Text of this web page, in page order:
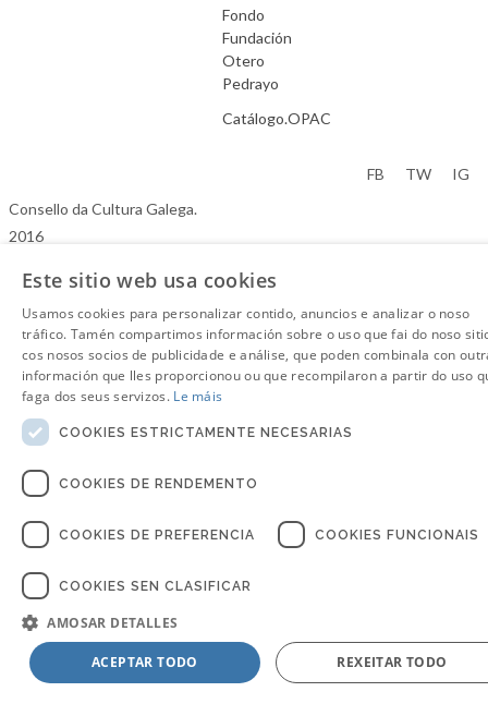
Fondo
Fundación
Otero
Pedrayo
Catálogo.OPAC
Consello da Cultura Galega.
2016
FB TW IG
Este sitio web usa cookies
Usamos cookies para personalizar contido, anuncios e analizar o noso
tráfico. Tamén compartimos información sobre o uso que fai do noso
cos nosos socios de publicidade e análise, que poden combinala con
información que lles proporcionou ou que recompilaron a partir do uso
faga dos seus servizos. Le máis
COOKIES ESTRICTAMENTE NECESARIAS
COOKIES DE RENDEMENTO
COOKIES DE PREFERENCIA COOKIES FUNCIONAIS
COOKIES SEN CLASIFICAR
AMOSAR DETALLES
ACEPTAR TODO REXEITAR TODO